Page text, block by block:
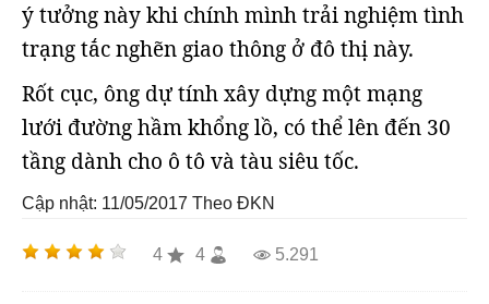
ý tưởng này khi chính mình trải nghiệm tình
trạng tắc nghẽn giao thông ở đô thị này.
Rốt cục, ông dự tính xây dựng một mạng
lưới đường hầm khổng lồ, có thể lên đến 30
tầng dành cho ô tô và tàu siêu tốc.
Cập nhật: 11/05/2017 Theo ĐKN
4 4 5.291